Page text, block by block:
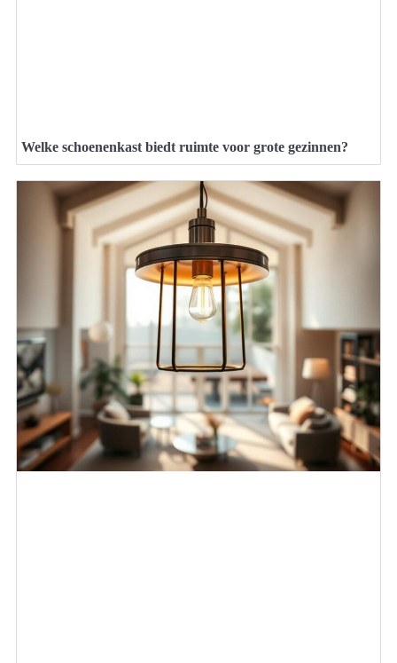
Welke schoenenkast biedt ruimte voor grote gezinnen?